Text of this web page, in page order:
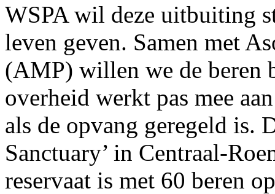
WSPA wil deze uitbuiting
leven geven. Samen met
(AMP) willen we de beren
overheid werkt pas mee
als de opvang geregeld is.
Sanctuary’ in Centraal-
reservaat is met 60 beren